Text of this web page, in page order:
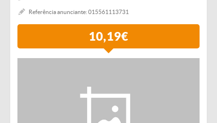
Referência anunciante: 015561113731
10,19€